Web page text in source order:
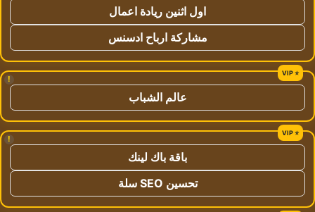
اول اثنين ريادة اعمال
مشاركة ارباح ادسنس
!
عالم الشباب
!
باقة باك لينك
تحسين SEO سلة